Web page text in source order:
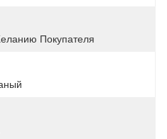
Покупателя